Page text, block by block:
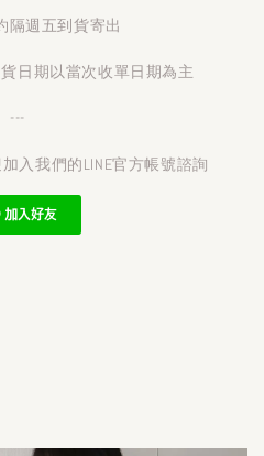
隔週五到貨寄出
日期以當次收單日期為主
---
入我們的LINE官方帳號諮詢